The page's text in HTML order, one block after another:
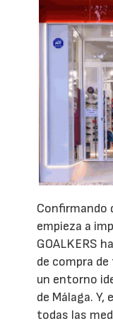
Confirmando
empieza a
GOALKERS
de compra
un entorno
de Málaga.
todas las